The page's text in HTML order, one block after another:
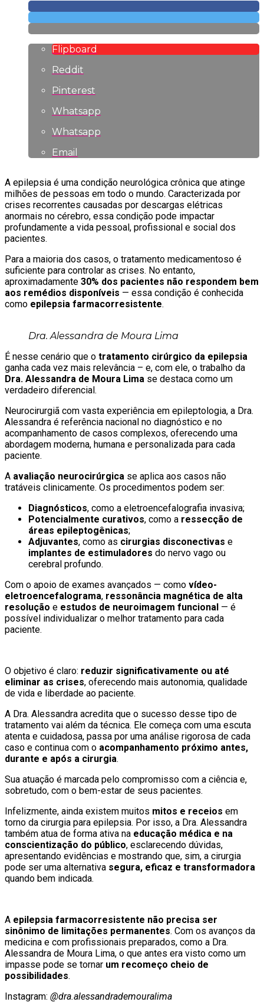
Flipboard
Reddit
Pinterest
Whatsapp
Whatsapp
Email
A epilepsia é uma condição neurológica crônica que atinge
milhões de pessoas em todo o mundo. Caracterizada por
crises recorrentes causadas por descargas elétricas
anormais no cérebro, essa condição pode impactar
profundamente a vida pessoal, profissional e social dos
pacientes.
Para a maioria dos casos, o tratamento medicamentoso é
suficiente para controlar as crises. No entanto,
aproximadamente 30% dos pacientes não respondem bem
aos remédios disponíveis — essa condição é conhecida
como epilepsia farmacorresistente.
Dra. Alessandra de Moura Lima
É nesse cenário que o tratamento cirúrgico da epilepsia
ganha cada vez mais relevância – e, com ele, o trabalho da
Dra. Alessandra de Moura Lima se destaca como um
verdadeiro diferencial.
Neurocirurgiã com vasta experiência em epileptologia, a Dra.
Alessandra é referência nacional no diagnóstico e no
acompanhamento de casos complexos, oferecendo uma
abordagem moderna, humana e personalizada para cada
paciente.
A avaliação neurocirúrgica se aplica aos casos não
tratáveis clinicamente. Os procedimentos podem ser:
Diagnósticos, como a eletroencefalografia invasiva;
Potencialmente curativos, como a ressecção de
áreas epileptogênicas;
Adjuvantes, como as cirurgias disconectivas e
implantes de estimuladores do nervo vago ou
cerebral profundo.
Com o apoio de exames avançados — como vídeo-
eletroencefalograma, ressonância magnética de alta
resolução e estudos de neuroimagem funcional — é
possível individualizar o melhor tratamento para cada
paciente.
O objetivo é claro: reduzir significativamente ou até
eliminar as crises, oferecendo mais autonomia, qualidade
de vida e liberdade ao paciente.
A Dra. Alessandra acredita que o sucesso desse tipo de
tratamento vai além da técnica. Ele começa com uma escuta
atenta e cuidadosa, passa por uma análise rigorosa de cada
caso e continua com o acompanhamento próximo antes,
durante e após a cirurgia.
Sua atuação é marcada pelo compromisso com a ciência e,
sobretudo, com o bem-estar de seus pacientes.
Infelizmente, ainda existem muitos mitos e receios em
torno da cirurgia para epilepsia. Por isso, a Dra. Alessandra
também atua de forma ativa na educação médica e na
conscientização do público, esclarecendo dúvidas,
apresentando evidências e mostrando que, sim, a cirurgia
pode ser uma alternativa segura, eficaz e transformadora
quando bem indicada.
A epilepsia farmacorresistente não precisa ser
sinônimo de limitações permanentes. Com os avanços da
medicina e com profissionais preparados, como a Dra.
Alessandra de Moura Lima, o que antes era visto como um
impasse pode se tornar um recomeço cheio de
possibilidades.
Instagram: @dra.alessandrademouralima